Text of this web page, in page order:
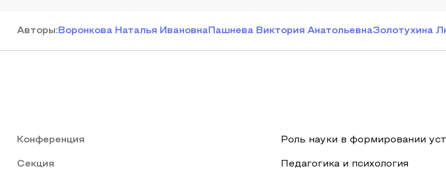
Авторы: Воронкова Наталья Ивановна Пашнева Виктория АнатольевнаЗолотухина
Конференция Роль науки в формировании
Секция Педагогика и психология